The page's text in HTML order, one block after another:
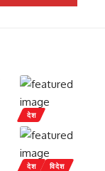
देश
देश विदेश